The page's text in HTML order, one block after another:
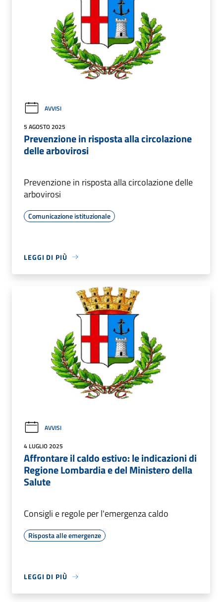
AVVISI
5 AGOSTO 2025
Prevenzione in risposta alla circolazione
delle arbovirosi
Prevenzione in risposta alla circolazione delle
arbovirosi
Comunicazione istituzionale
LEGGI DI PIÙ
AVVISI
4 LUGLIO 2025
Affrontare il caldo estivo: le indicazioni di
Regione Lombardia e del Ministero della
Salute
Consigli e regole per l'emergenza caldo
Risposta alle emergenze
LEGGI DI PIÙ